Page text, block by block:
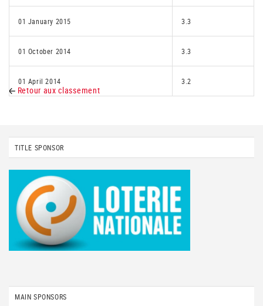
01 January 2015 3.3
01 October 2014 3.3
01 April 2014 3.2
Retour aux classement
TITLE SPONSOR
MAIN SPONSORS